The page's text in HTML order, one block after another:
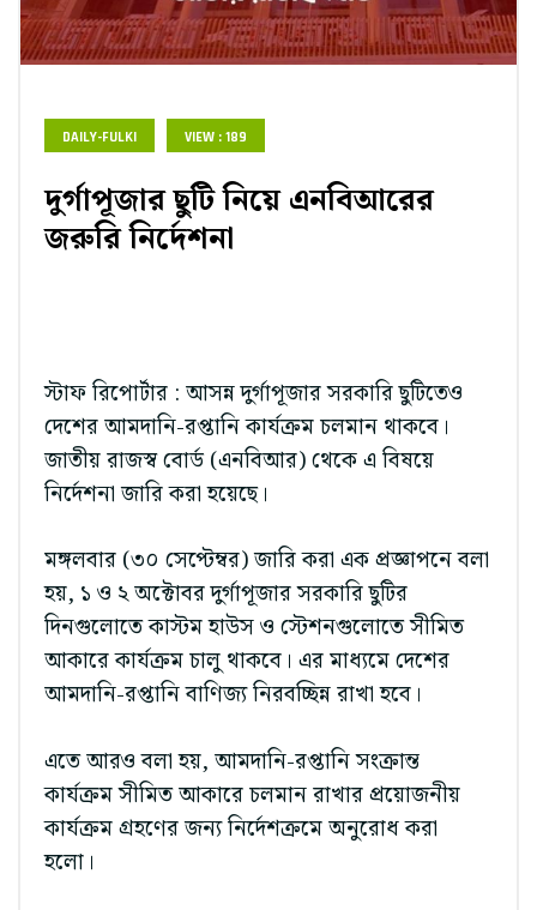
DAILY-FULKI VIEW : 189
দুর্গাপূজার ছুটি নিয়ে এনবিআরের
জরুরি নির্দেশনা
স্টাফ রিপোর্টার : আসন্ন দুর্গাপূজার সরকারি ছুটিতেও
দেশের আমদানি-রপ্তানি কার্যক্রম চলমান থাকবে।
জাতীয় রাজস্ব বোর্ড (এনবিআর) থেকে এ বিষয়ে
নির্দেশনা জারি করা হয়েছে।
মঙ্গলবার (৩০ সেপ্টেম্বর) জারি করা এক প্রজ্ঞাপনে বলা
হয়, ১ ও ২ অক্টোবর দুর্গাপূজার সরকারি ছুটির
দিনগুলোতে কাস্টম হাউস ও স্টেশনগুলোতে সীমিত
আকারে কার্যক্রম চালু থাকবে। এর মাধ্যমে দেশের
আমদানি-রপ্তানি বাণিজ্য নিরবচ্ছিন্ন রাখা হবে।
এতে আরও বলা হয়, আমদানি-রপ্তানি সংক্রান্ত
কার্যক্রম সীমিত আকারে চলমান রাখার প্রয়োজনীয়
কার্যক্রম গ্রহণের জন্য নির্দেশক্রমে অনুরোধ করা
হলো।